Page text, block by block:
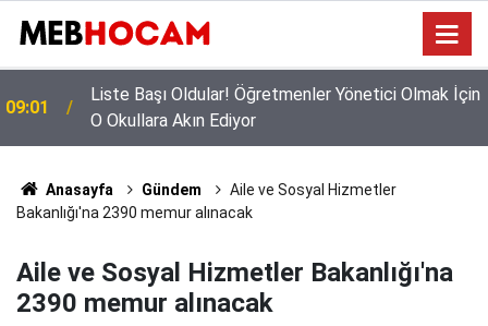
23:02
Mazeret Tayini Yapan Öğretmenler Dikkkat: Bu
Onayı Almayanların Tercihi İptal Olacak!
Anasayfa Gündem
Aile ve Sosyal Hizmetler
Bakanlığı'na 2390 memur alınacak
Aile ve Sosyal Hizmetler Bakanlığı'na
2390 memur alınacak